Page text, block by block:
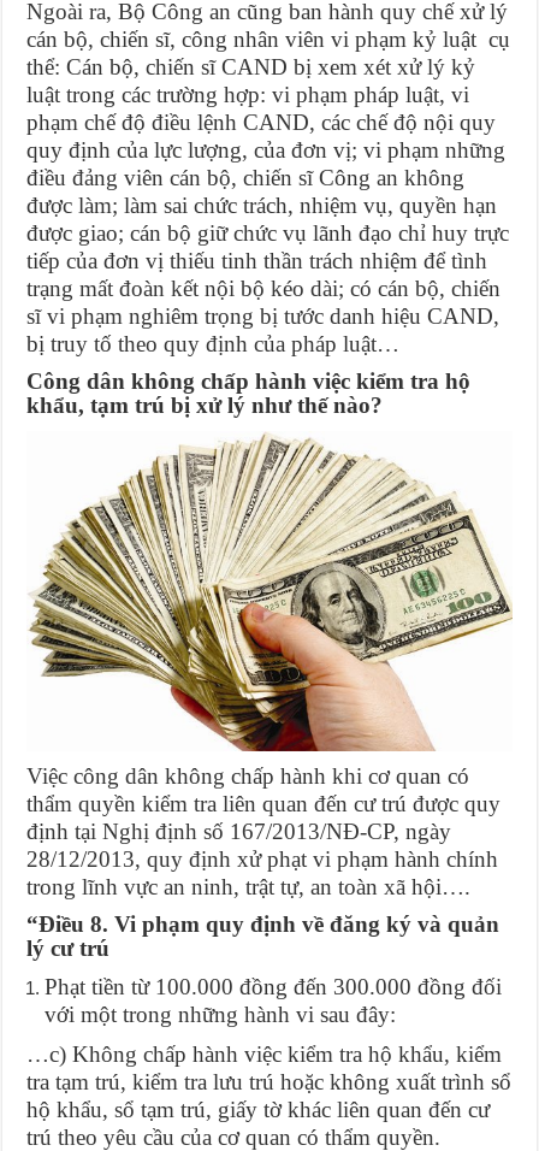
Ngoài ra, Bộ Công an cũng ban hành quy chế xử lý
cán bộ, chiến sĩ, công nhân viên vi phạm kỷ luật cụ
thể: Cán bộ, chiến sĩ CAND bị xem xét xử lý kỷ
luật trong các trường hợp: vi phạm pháp luật, vi
phạm chế độ điều lệnh CAND, các chế độ nội quy
quy định của lực lượng, của đơn vị; vi phạm những
điều đảng viên cán bộ, chiến sĩ Công an không
được làm; làm sai chức trách, nhiệm vụ, quyền hạn
được giao; cán bộ giữ chức vụ lãnh đạo chỉ huy trực
tiếp của đơn vị thiếu tinh thần trách nhiệm để tình
trạng mất đoàn kết nội bộ kéo dài; có cán bộ, chiến
sĩ vi phạm nghiêm trọng bị tước danh hiệu CAND,
bị truy tố theo quy định của pháp luật…
Công dân không chấp hành việc kiểm tra hộ
khẩu, tạm trú bị xử lý như thế nào?
Việc công dân không chấp hành khi cơ quan có
thẩm quyền kiểm tra liên quan đến cư trú được quy
định tại Nghị định số 167/2013/NĐ-CP, ngày
28/12/2013, quy định xử phạt vi phạm hành chính
trong lĩnh vực an ninh, trật tự, an toàn xã hội….
“Điều 8. Vi phạm quy định về đăng ký và quản
lý cư trú
Phạt tiền từ 100.000 đồng đến 300.000 đồng đối
với một trong những hành vi sau đây:
…c) Không chấp hành việc kiểm tra hộ khẩu, kiểm
tra tạm trú, kiểm tra lưu trú hoặc không xuất trình sổ
hộ khẩu, sổ tạm trú, giấy tờ khác liên quan đến cư
trú theo yêu cầu của cơ quan có thẩm quyền.